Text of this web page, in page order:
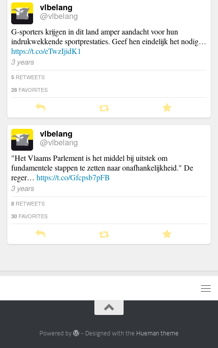
vlbelang
@vlbelang
G-sporters krijgen in dit land amper aandacht voor hun
indrukwekkende sportprestaties. Geef hen eindelijk het nodig…
https://t.co/eTwzIjidK1
3 years
5 RETWEETS
28 FAVORITES
vlbelang
@vlbelang
"Het Vlaams Parlement is het middel bij uitstek om
fundamentele stappen te zetten naar onafhankelijkheid." De
reger… https://t.co/Gfcpsb7pFB
3 years
8 RETWEETS
30 FAVORITES
Powered by - Designed with the Hueman theme